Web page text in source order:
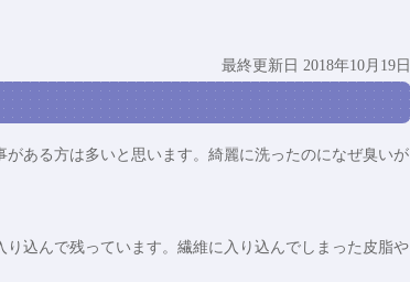
最終更新日 2018年10月19日
ある方は多いと思います。綺麗に洗ったのになぜ臭いが
込んで残っています。繊維に入り込んでしまった皮脂や